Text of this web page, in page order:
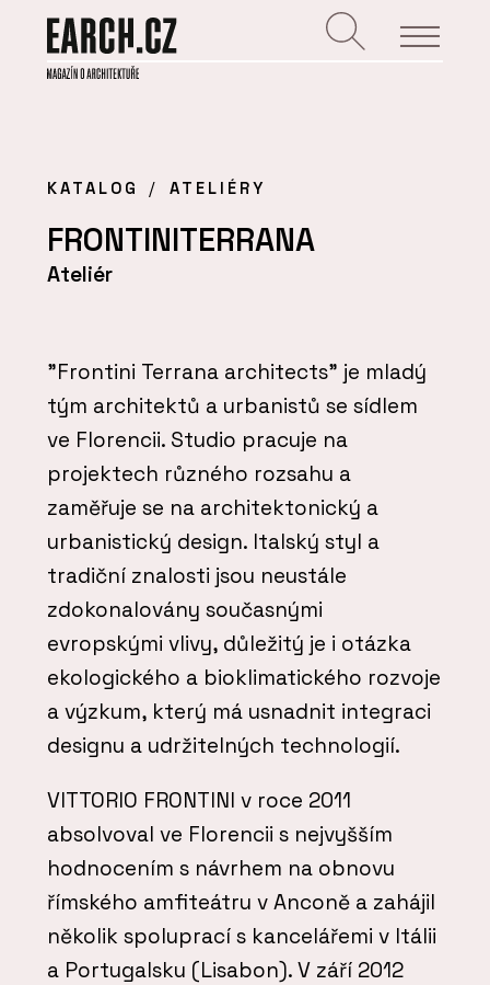
KATALOG ATELIÉRY
FRONTINITERRANA
Ateliér
"Frontini Terrana architects" je mladý
tým architektů a urbanistů se sídlem
ve Florencii. Studio pracuje na
projektech různého rozsahu a
zaměřuje se na architektonický a
urbanistický design. Italský styl a
tradiční znalosti jsou neustále
zdokonalovány současnými
evropskými vlivy, důležitý je i otázka
ekologického a bioklimatického rozvoje
a výzkum, který má usnadnit integraci
designu a udržitelných technologií.
VITTORIO FRONTINI v roce 2011
absolvoval ve Florencii s nejvyšším
hodnocením s návrhem na obnovu
římského amfiteátru v Anconě a zahájil
několik spoluprací s kancelářemi v Itálii
a Portugalsku (Lisabon). V září 2012